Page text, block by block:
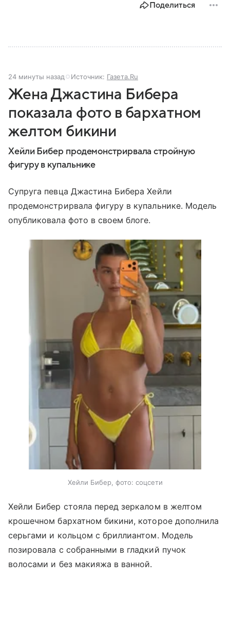
Поделиться
24 минуты назад Источник: Газета.Ru
Жена Джастина Бибера
показала фото в бархатном
желтом бикини
Хейли Бибер продемонстрирвала стройную
фигуру в купальнике
Супруга певца Джастина Бибера Хейли
продемонстрирвала фигуру в купальнике. Модель
опубликовала фото в своем блоге.
Хейли Бибер, фото: соцсети
Хейли Бибер стояла перед зеркалом в желтом
крошечном бархатном бикини, которое дополнила
серьгами и кольцом с бриллиантом. Модель
позировала с собранными в гладкий пучок
волосами и без макияжа в ванной.